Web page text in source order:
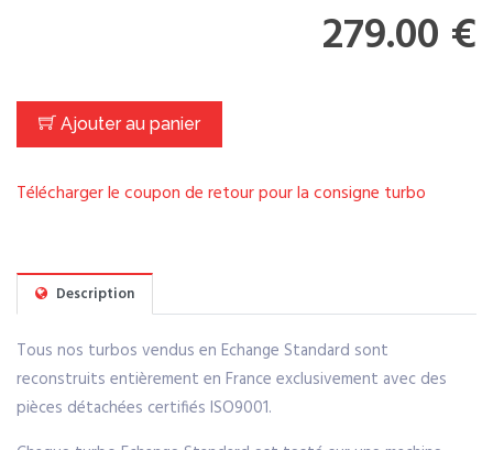
279.00 €
Ajouter au panier
Télécharger le coupon de retour pour la consigne turbo
Description
Tous nos turbos vendus en Echange Standard sont
reconstruits entièrement en France exclusivement avec des
pièces détachées certifiés ISO9001.